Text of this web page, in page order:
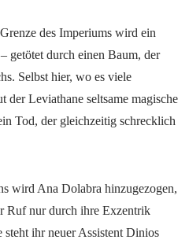
des Imperiums wird ein
getötet durch einen Baum, der
Selbst hier, wo es viele
der Leviathane seltsame magische
Tod, der gleichzeitig schrecklich
wird Ana Dolabra hinzugezogen,
Ruf nur durch ihre Exzentrik
ihr neuer Assistent Dinios